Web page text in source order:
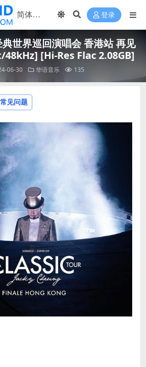
登录
世界巡回演唱会 香港站 再见
48kHz] [Hi-Res Flac 2.08GB]
06-30 华语音乐 135
常见问题